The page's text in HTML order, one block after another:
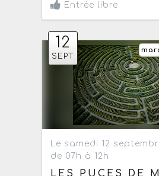
Entrée libre
12
SEPT
Le samedi 12
de 07h à 12h
LES PUCES DE